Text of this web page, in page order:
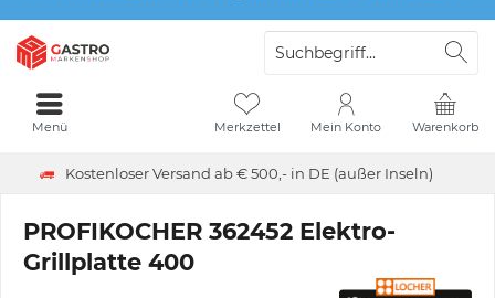
Kostenloser Versand ab € 500,- in DE (außer Inseln)
Warenkorb
Merkzettel Mein Konto
Menü
PROFIKOCHER 362452 Elektro-
Grillplatte 400